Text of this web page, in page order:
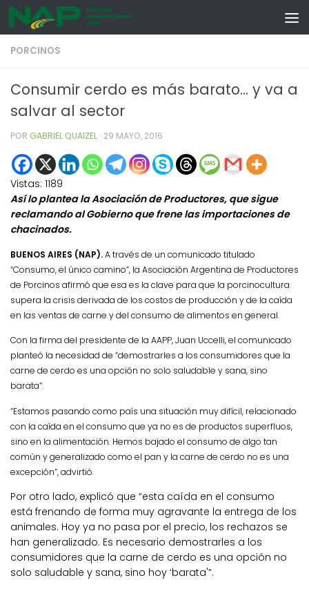
Skip to content
PORCINOS
Consumir cerdo es más barato… y va a
salvar al sector
POR GABRIEL QUAIZEL · 29 MAYO, 2016
Vistas: 1189
Así lo plantea la Asociación de Productores, que sigue
reclamando al Gobierno que frene las importaciones de
chacinados.
BUENOS AIRES (NAP).A través de un comunicado titulado
“Consumo, el único camino”, la Asociación Argentina de Productores
de Porcinos afirmó que esa es la clave para que la porcinocultura
supera la crisis derivada de los costos de producción y de la caída
en las ventas de carne y del consumo de alimentos en general.
Con la firma del presidente de la AAPP, Juan Uccelli, el comunicado
planteó la necesidad de “demostrarles a los consumidores que la
carne de cerdo es una opción no solo saludable y sana, sino
barata”.
“Estamos pasando como país una situación muy difícil, relacionado
con la caída en el consumo que ya no es de productos superfluos,
sino en la alimentación. Hemos bajado el consumo de algo tan
común y generalizado como el pan y la carne de cerdo no es una
excepción”, advirtió.
Por otro lado, explicó que “esta caída en el consumo
está frenando de forma muy agravante la entrega de los
animales. Hoy ya no pasa por el precio, los rechazos se
han generalizado. Es necesario demostrarles a los
consumidores que la carne de cerdo es una opción no
solo saludable y sana, sino hoy ‘barata'”.